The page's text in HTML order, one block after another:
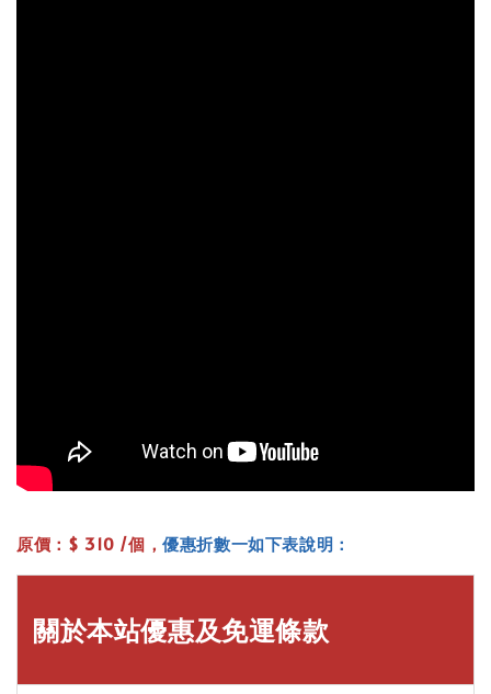
原價：$ 310 /個，優惠折數一如下表說明：
關於本站優惠及免運條款